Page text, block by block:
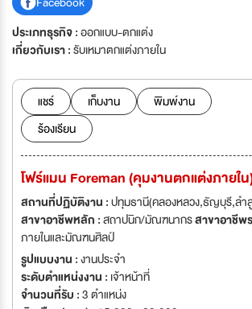
ประเภทธุรกิจ :ออกแบบ-ตกแต่ง
เกี่ยวกับเรา :รับเหมาตกแต่งภายใน
แชร์ เก็บงาน
พิมพ์งาน
ร้องเรียน
โฟร์แมน Foreman (คุมงานตกแต่งภายใ
สถานที่ปฏิบัติงาน :ปทุมธานี(คลองหลวง,ธัญบุรี,ลำ
สาขาอาชีพหลัก :สถาปนิก/มัณฑนากรสาขาอาชีพ
ภายในและมัณฑนศิลป์
รูปแบบงาน :งานประจำ
ระดับตำแหน่งงาน : เจ้าหน้าที่
จำนวนที่รับ :3 ตำแหน่ง